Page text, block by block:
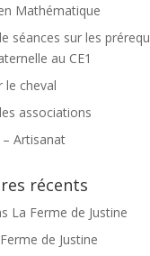
Mathématique
séances sur les
au CE1
le cheval
associations
Artisanat
récents
La Ferme de Justine
de Justine